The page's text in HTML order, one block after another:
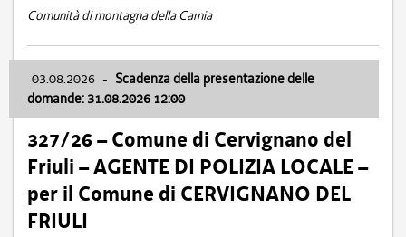
Comunità di montagna della Carnia
03.08.2026 - Scadenza della presentazione delle
domande: 31.08.2026 12:00
327/26 – Comune di Cervignano del
Friuli – AGENTE DI POLIZIA LOCALE –
per il Comune di CERVIGNANO DEL
FRIULI